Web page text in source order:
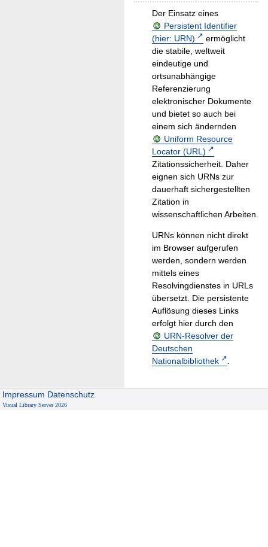
Der Einsatz eines
Persistent Identifier
(hier: URN)
ermöglicht
die stabile, weltweit
eindeutige und
ortsunabhängige
Referenzierung
elektronischer Dokumente
und bietet so auch bei
einem sich ändernden
Uniform Resource
Locator (URL)
Zitationssicherheit. Daher
eignen sich URNs zur
dauerhaft sichergestellten
Zitation in
wissenschaftlichen Arbeiten.
URNs können nicht direkt
im Browser aufgerufen
werden, sondern werden
mittels eines
Resolvingdienstes in URLs
übersetzt. Die persistente
Auflösung dieses Links
erfolgt hier durch den
URN-Resolver der
Deutschen
Nationalbibliothek
.
Impressum Datenschutz
Visual Library Server 2026